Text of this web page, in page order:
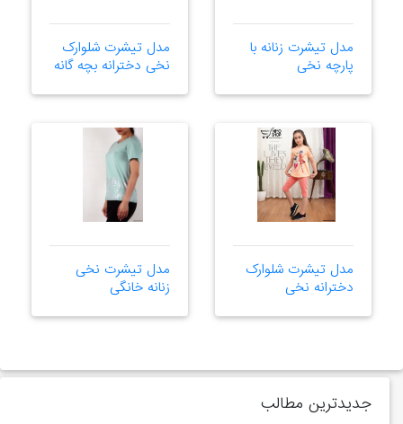
مدل تیشرت زنانه با
پارچه نخی
مدل تیشرت شلوارک
نخی دخترانه بچه گانه
مدل تیشرت شلوارک
دخترانه نخی
مدل تیشرت نخی
زنانه خانگی
جدیدترین مطالب